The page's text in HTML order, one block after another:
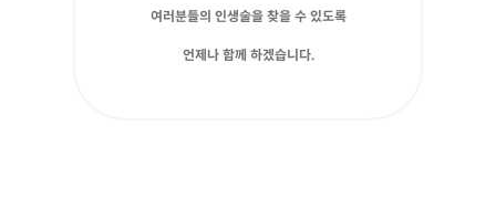
여러분들의 인생술을 찾을 수 있도록
언제나 함께 하겠습니다.